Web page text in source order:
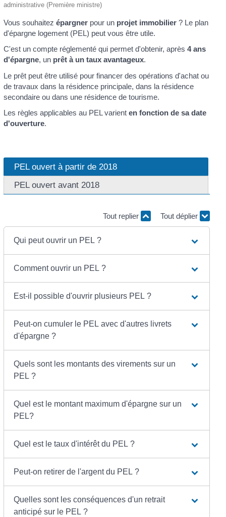
administrative (Première ministre)
Vous souhaitez épargnerpour un projet immobilier? Le plan
d'épargne logement (PEL) peut vous être utile.
C'est un compte réglementé qui permet d'obtenir, après 4 ans
d'épargne, un prêt à un taux avantageux.
Le prêt peut être utilisé pour financer des opérations d'achat ou
de travaux dans la résidence principale, dans la résidence
secondaire ou dans une résidence de tourisme.
Les règles applicables au PEL varient en fonction de sa date
d'ouverture.
PEL ouvert à partir de 2018
PEL ouvert avant 2018
Tout replier Tout déplier
Qui peut ouvrir un PEL ?
Comment ouvrir un PEL ?
Est-il possible d'ouvrir plusieurs PEL ?
Peut-on cumuler le PEL avec d'autres livrets
d'épargne ?
Quels sont les montants des virements sur un
PEL ?
Quel est le montant maximum d'épargne sur un
PEL?
Quel est le taux d'intérêt du PEL ?
Peut-on retirer de l'argent du PEL ?
Quelles sont les conséquences d'un retrait
anticipé sur le PEL ?